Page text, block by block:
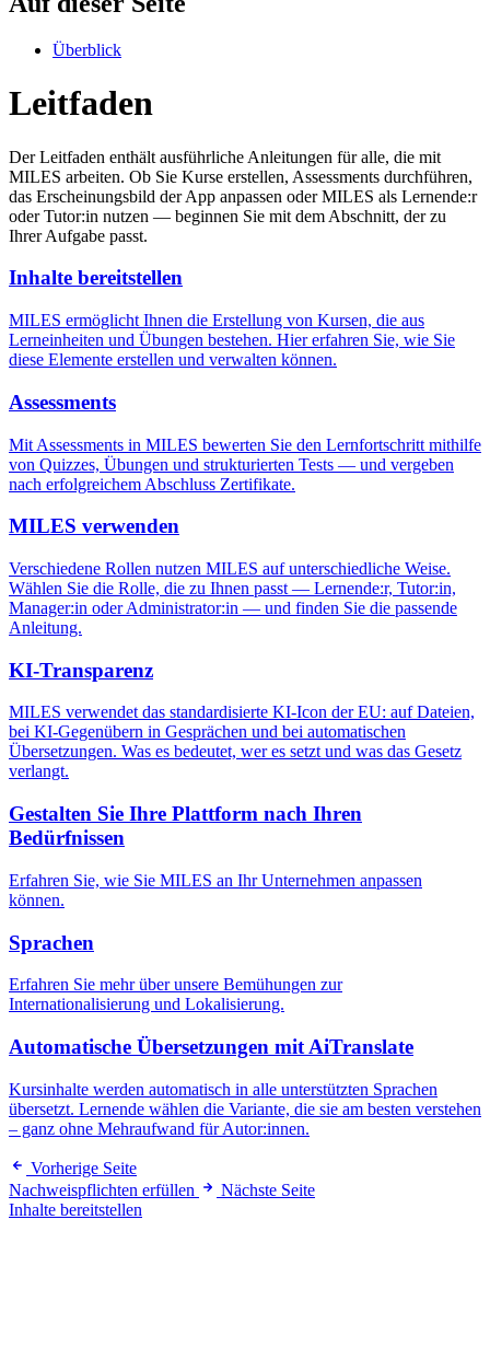
Überblick
Leitfaden
Der Leitfaden enthält ausführliche Anleitungen für alle, die mit
MILES arbeiten. Ob Sie Kurse erstellen, Assessments durchführen,
das Erscheinungsbild der App anpassen oder MILES als Lernende:r
oder Tutor:in nutzen — beginnen Sie mit dem Abschnitt, der zu
Ihrer Aufgabe passt.
Inhalte bereitstellen
MILES ermöglicht Ihnen die Erstellung von Kursen, die aus
Lerneinheiten und Übungen bestehen. Hier erfahren Sie, wie Sie
diese Elemente erstellen und verwalten können.
Assessments
Mit Assessments in MILES bewerten Sie den Lernfortschritt mithilfe
von Quizzes, Übungen und strukturierten Tests — und vergeben
nach erfolgreichem Abschluss Zertifikate.
MILES verwenden
Verschiedene Rollen nutzen MILES auf unterschiedliche Weise.
Wählen Sie die Rolle, die zu Ihnen passt — Lernende:r, Tutor:in,
Manager:in oder Administrator:in — und finden Sie die passende
Anleitung.
KI-Transparenz
MILES verwendet das standardisierte KI-Icon der EU: auf Dateien,
bei KI-Gegenübern in Gesprächen und bei automatischen
Übersetzungen. Was es bedeutet, wer es setzt und was das Gesetz
verlangt.
Gestalten Sie Ihre Plattform nach Ihren
Bedürfnissen
Erfahren Sie, wie Sie MILES an Ihr Unternehmen anpassen
können.
Sprachen
Erfahren Sie mehr über unsere Bemühungen zur
Internationalisierung und Lokalisierung.
Automatische Übersetzungen mit AiTranslate
Kursinhalte werden automatisch in alle unterstützten Sprachen
übersetzt. Lernende wählen die Variante, die sie am besten verstehen
– ganz ohne Mehraufwand für Autor:innen.
Vorherige Seite
Nachweispflichten erfüllen
Nächste Seite
Inhalte bereitstellen